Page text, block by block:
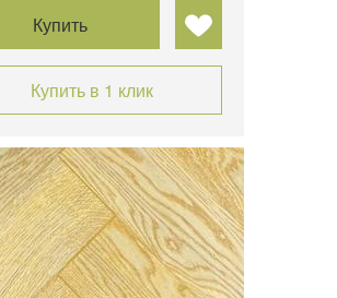
Купить
Купить в 1 клик